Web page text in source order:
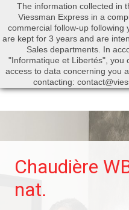

Chaudière
nat.
The information collected in
Viessman Express in a
commercial follow-up following
are kept for 3 years and are
Sales departments. In
"Informatique et Libertés", you
access to data concerning you
contacting: